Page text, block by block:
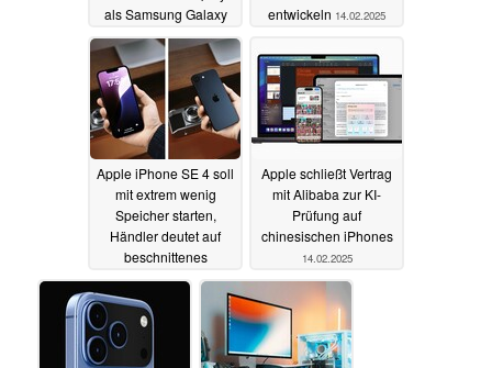
als Samsung Galaxy
S25 Ultra bieten
15.02.2025
entwickeln 14.02.2025
Apple iPhone SE 4 soll
mit extrem wenig
Speicher starten,
Händler deutet auf
beschnittenes
Basismodell14.02.2025
Apple schließt Vertrag
mit Alibaba zur KI-
Prüfung auf
chinesischen iPhones
14.02.2025